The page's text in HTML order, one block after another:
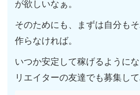
が欲しいなぁ。
そのためにも、まずは自分も
作らなければ。
いつか安定して稼げるように
リエイターの友達でも募集して